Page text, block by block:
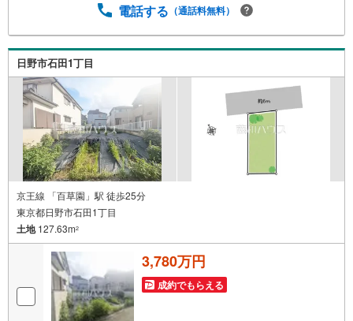
電話する （通話料無料）
日野市石田1丁目
京王線 「百草園」駅 徒歩25分
東京都日野市石田1丁目
土地127.63m2
3,780万円
成約でもらえる